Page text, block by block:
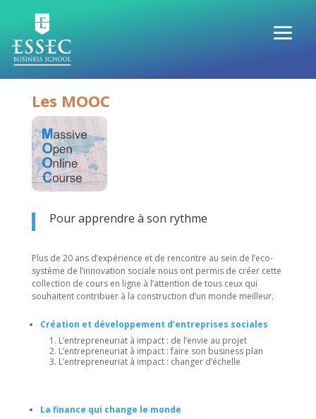
Les MOOC
Pour apprendre à son rythme
Plus de 20 ans d’expérience et de rencontre au sein de l’eco-
système de l’innovation sociale nous ont permis de créer cette
collection de cours en ligne à l’attention de tous ceux qui
souhaitent contribuer à la construction d’un monde meilleur.
Création et développement d’entreprises sociales
L’entrepreneuriat à impact : de l’envie au projet
L’entrepreneuriat à impact : faire son business plan
L’entrepreneuriat à impact : changer d’échelle
La finance qui change le monde